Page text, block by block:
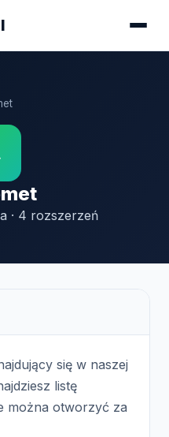
· 4 rozszerzeń
się w naszej
listę
można otworzyć za